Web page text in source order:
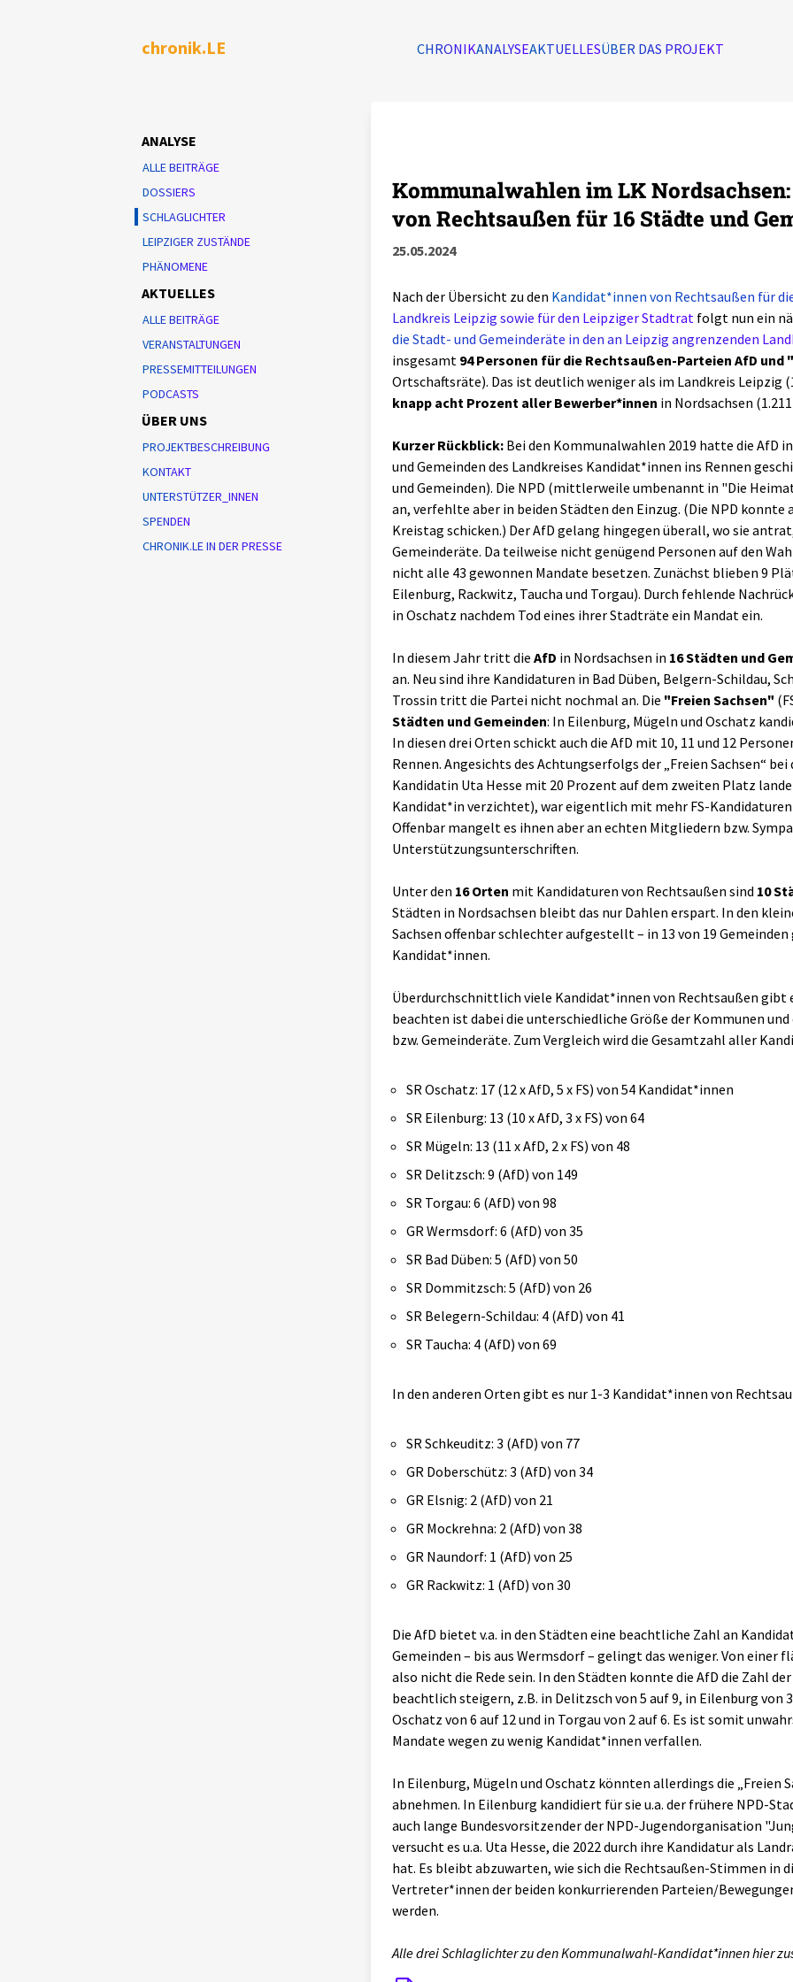
chronik.LE CHRONIKANALYSEAKTUELLESÜBER DAS PROJEKT
ANALYSE
ALLE BEITRÄGE
DOSSIERS
SCHLAGLICHTER
LEIPZIGER ZUSTÄNDE
PHÄNOMENE
AKTUELLES
ALLE BEITRÄGE
VERANSTALTUNGEN
PRESSEMITTEILUNGEN
PODCASTS
ÜBER UNS
PROJEKTBESCHREIBUNG
KONTAKT
UNTERSTÜTZER_INNEN
SPENDEN
CHRONIK.LE IN DER PRESSE
Kommunalwahlen im LK
von Rechtsaußen für 16 Städte und
25.05.2024
Nach der Übersicht zu den Kandidat*innen von Rechtsaußen für
Landkreis Leipzig sowie für den Leipziger Stadtrat folgt nun ein
die Stadt- und Gemeinderäte in den an Leipzig angrenzenden
insgesamt 94 Personen für die Rechtsaußen-Parteien AfD und
Ortschaftsräte). Das ist deutlich weniger als im Landkreis Leipzig
knapp acht Prozent aller Bewerber*innen in Nordsachsen
Kurzer Rückblick: Bei den Kommunalwahlen 2019 hatte die AfD
und Gemeinden des Landkreises Kandidat*innen ins Rennen
und Gemeinden). Die NPD (mittlerweile umbenannt in "Die
an, verfehlte aber in beiden Städten den Einzug. (Die NPD konnte
Kreistag schicken.) Der AfD gelang hingegen überall, wo sie
Gemeinderäte. Da teilweise nicht genügend Personen auf den
nicht alle 43 gewonnen Mandate besetzen. Zunächst blieben 9
Eilenburg, Rackwitz, Taucha und Torgau). Durch fehlende
in Oschatz nachdem Tod eines ihrer Stadträte ein Mandat ein.
In diesem Jahr tritt dieAfD in Nordsachsen in 16 Städten und
an. Neu sind ihre Kandidaturen in Bad Düben, Belgern-Schildau,
Trossin tritt die Partei nicht nochmal an. Die "Freien Sachsen"
Städten und Gemeinden: In Eilenburg, Mügeln und Oschatz
In diesen drei Orten schickt auch die AfD mit 10, 11 und 12
Rennen. Angesichts des Achtungserfolgs der „Freien Sachsen“
Kandidatin Uta Hesse mit 20 Prozent auf dem zweiten Platz
Kandidat*in verzichtet), war eigentlich mit mehr FS-Kandidaturen
Offenbar mangelt es ihnen aber an echten Mitgliedern bzw.
Unterstützungsunterschriften.
Unter den 16 Orten mit Kandidaturen von Rechtsaußen sind 10
Städten in Nordsachsen bleibt das nur Dahlen erspart. In den
Sachsen offenbar schlechter aufgestellt – in 13 von 19
Kandidat*innen.
Überdurchschnittlich viele Kandidat*innen von Rechtsaußen gibt
beachten ist dabei die unterschiedliche Größe der Kommunen
bzw. Gemeinderäte. Zum Vergleich wird die Gesamtzahl aller
SR Oschatz: 17 (12 x AfD, 5 x FS) von 54 Kandidat*innen
SR Eilenburg: 13 (10 x AfD, 3 x FS) von 64
SR Mügeln: 13 (11 x AfD, 2 x FS) von 48
SR Delitzsch: 9 (AfD) von 149
SR Torgau: 6 (AfD) von 98
GR Wermsdorf: 6 (AfD) von 35
SR Bad Düben: 5 (AfD) von 50
SR Dommitzsch: 5 (AfD) von 26
SR Belegern-Schildau: 4 (AfD) von 41
SR Taucha: 4 (AfD) von 69
In den anderen Orten gibt es nur 1-3 Kandidat*innen von
SR Schkeuditz: 3 (AfD) von 77
GR Doberschütz: 3 (AfD) von 34
GR Elsnig: 2 (AfD) von 21
GR Mockrehna: 2 (AfD) von 38
GR Naundorf: 1 (AfD) von 25
GR Rackwitz: 1 (AfD) von 30
Die AfD bietet v.a. in den Städten eine beachtliche Zahl an
Gemeinden – bis aus Wermsdorf – gelingt das weniger. Von einer
also nicht die Rede sein. In den Städten konnte die AfD die Zahl
beachtlich steigern, z.B. in Delitzsch von 5 auf 9, in Eilenburg von
Oschatz von 6 auf 12 und in Torgau von 2 auf 6. Es ist somit
Mandate wegen zu wenig Kandidat*innen verfallen.
In Eilenburg, Mügeln und Oschatz könnten allerdings die „Freien
abnehmen. In Eilenburg kandidiert für sie u.a. der frühere NPD-
auch lange Bundesvorsitzender der NPD-Jugendorganisation
versucht es u.a. Uta Hesse, die 2022 durch ihre Kandidatur als
hat. Es bleibt abzuwarten, wie sich die Rechtsaußen-Stimmen in
Vertreter*innen der beiden konkurrierenden Parteien/
werden.
Alle drei Schlaglichter zu den Kommunalwahl-Kandidat*innen hier